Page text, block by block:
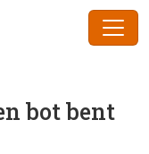
bot bent